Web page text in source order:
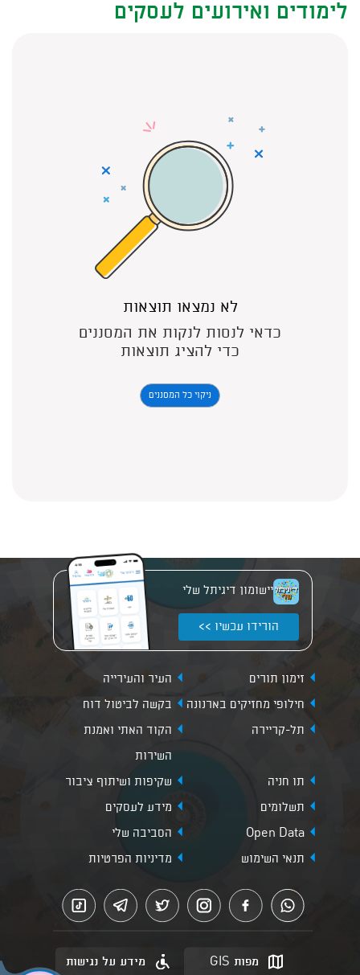
לימודים ואירועים לעסקים
לא נמצאו תוצאות
כדאי לנסות לנקות את המסננים
כדי להציג תוצאות
ניקוי כל המסננים
יישומון דיגיתל שלי
הורידו עכשיו >>
זימון תורים
העיר והעירייה
חילופי מחזיקים בארנונה
בקשה לביטול דוח
תל-קריירה
הקוד האתי ואמנת
השירות
תו חניה
שקיפות ושיתוף ציבור
תשלומים
מידע לעסקים
Open Data
הסביבה שלי
תנאי השימוש
מדיניות הפרטיות
מפות GIS מידע על נגישות